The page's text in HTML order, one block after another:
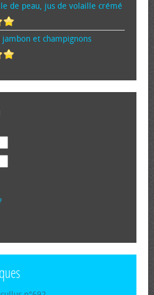
de peau, jus de volaille crémé
et champignons